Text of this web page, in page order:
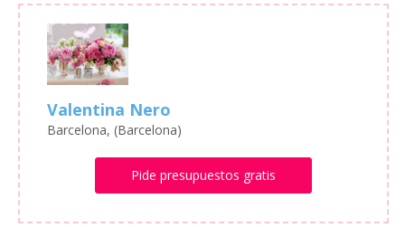
Valentina Nero
Barcelona, (Barcelona)
Pide presupuestos gratis